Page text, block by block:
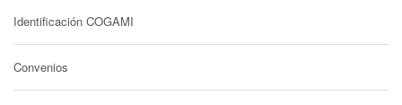
Identificación COGAMI
Convenios